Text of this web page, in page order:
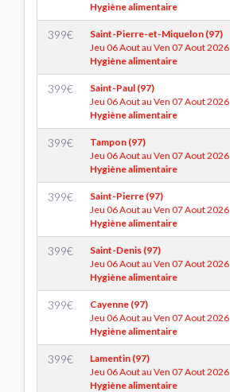
Hygiène alimentaire
399€
Saint-Pierre-et-Miquelon (97)
Jeu 06 Aout au Ven 07 Aout 2026
Hygiène alimentaire
399€
Saint-Paul (97)
Jeu 06 Aout au Ven 07 Aout 2026
Hygiène alimentaire
399€
Tampon (97)
Jeu 06 Aout au Ven 07 Aout 2026
Hygiène alimentaire
399€
Saint-Pierre (97)
Jeu 06 Aout au Ven 07 Aout 2026
Hygiène alimentaire
399€
Saint-Denis (97)
Jeu 06 Aout au Ven 07 Aout 2026
Hygiène alimentaire
399€
Cayenne (97)
Jeu 06 Aout au Ven 07 Aout 2026
Hygiène alimentaire
399€
Lamentin (97)
Jeu 06 Aout au Ven 07 Aout 2026
Hygiène alimentaire